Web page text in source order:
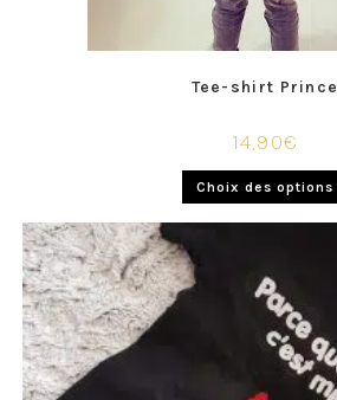
Tee-shirt Prince
14,90€
Choix des options